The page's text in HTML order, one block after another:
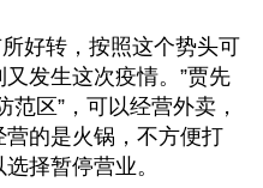
好转，按照这个势头可
发生这次疫情。”贾先
范区”，可以经营外卖，
的是火锅，不方便打
择暂停营业。